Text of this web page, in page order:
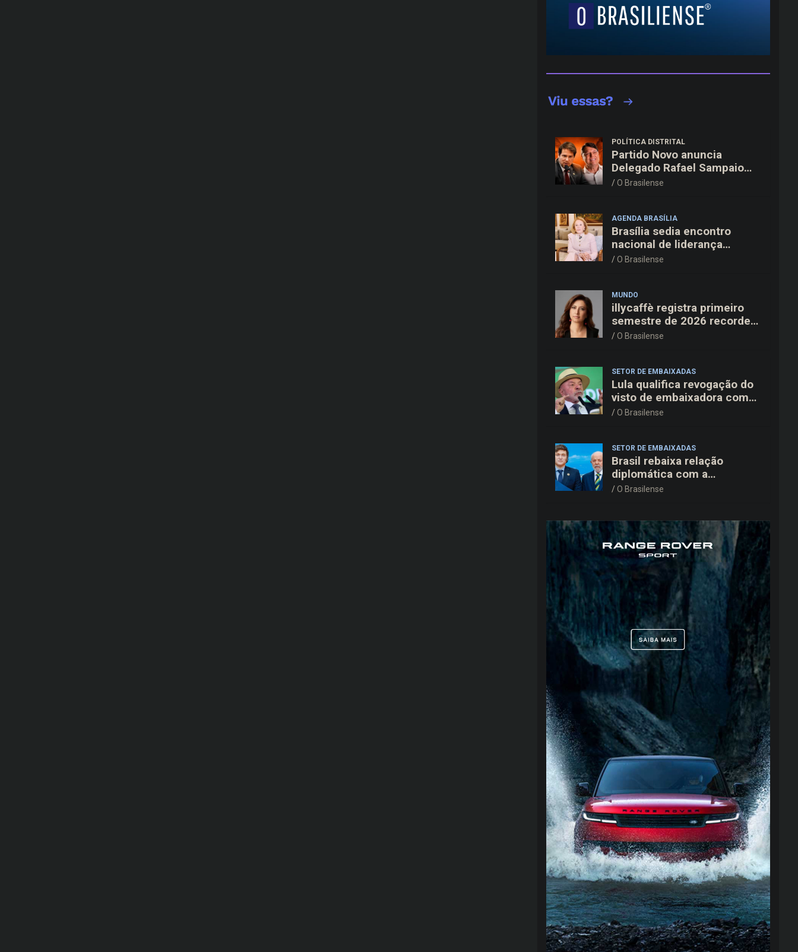
POLÍTICA DISTRITAL
Partido Novo anuncia
Delegado Rafael Sampaio
como candidato a vice-
O Brasilense
AGENDA BRASÍLIA
Brasília sedia encontro
nacional de liderança
feminina com Janete Vaz,
O Brasilense
MUNDO
illycaffè registra primeiro
semestre de 2026 recorde
com alta de 19% na receita
O Brasilense
SETOR DE EMBAIXADAS
Lula qualifica revogação do
visto de embaixadora como
“irresponsável” e critica
O Brasilense
SETOR DE EMBAIXADAS
Brasil rebaixa relação
diplomática com a
Argentina e mantém
O Brasilense